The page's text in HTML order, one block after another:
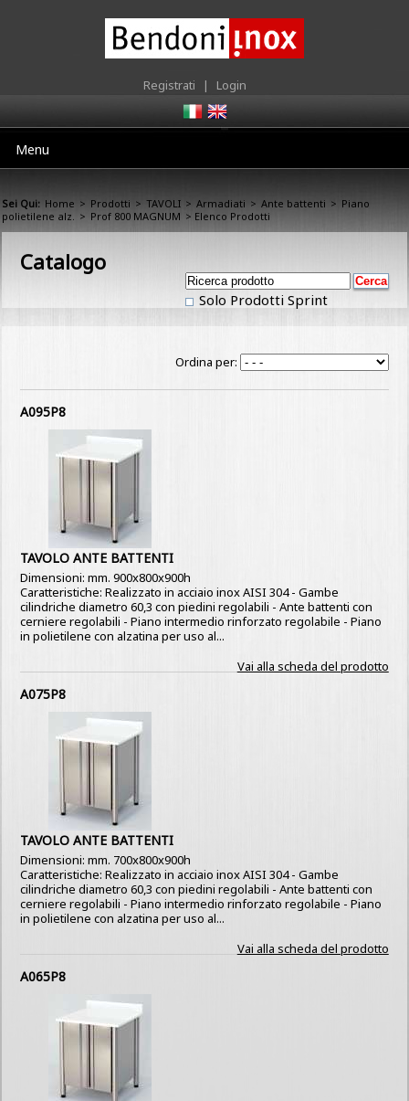
Registrati | Login
Menu
Sei Qui: Home > Prodotti > TAVOLI > Armadiati > Ante battenti > Piano
polietilene alz. > Prof 800 MAGNUM > Elenco Prodotti
Catalogo
Solo Prodotti Sprint
Ordina per:
A095P8
TAVOLO ANTE BATTENTI
Dimensioni: mm. 900x800x900h
Caratteristiche: Realizzato in acciaio inox AISI 304 - Gambe
cilindriche diametro 60,3 con piedini regolabili - Ante battenti con
cerniere regolabili - Piano intermedio rinforzato regolabile - Piano
in polietilene con alzatina per uso al...
Vai alla scheda del prodotto
A075P8
TAVOLO ANTE BATTENTI
Dimensioni: mm. 700x800x900h
Caratteristiche: Realizzato in acciaio inox AISI 304 - Gambe
cilindriche diametro 60,3 con piedini regolabili - Ante battenti con
cerniere regolabili - Piano intermedio rinforzato regolabile - Piano
in polietilene con alzatina per uso al...
Vai alla scheda del prodotto
A065P8